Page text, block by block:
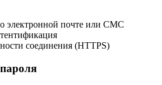
электронной почте или СМС
соединения (HTTPS)